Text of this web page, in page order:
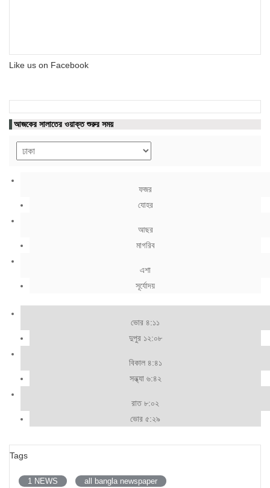
Like us on Facebook
আজকের সালাতের ওয়াক্ত শুরুর সময়
ফজর
যোহর
আছর
মাগরিব
এশা
সূর্যোদয়
ভোর ৪:১১
দুপুর ১২:০৮
বিকাল ৪:৪১
সন্ধ্যা ৬:৪২
রাত ৮:০২
ভোর ৫:২৯
Tags
1 NEWS
all bangla newspaper